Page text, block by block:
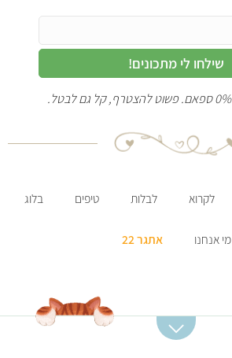
שילחו לי מתכונים!
לקרוא לבלות טיפים בלוג
מי אנחנו אתגר 22